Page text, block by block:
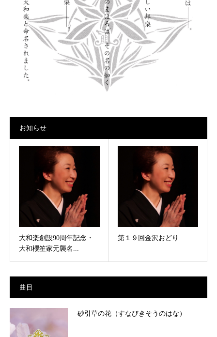
お知らせ
大和楽創設90周年記念・
大和櫻笙家元襲名...
第１９回金沢おどり
曲目
砂引草の花（すなびきそうのはな）